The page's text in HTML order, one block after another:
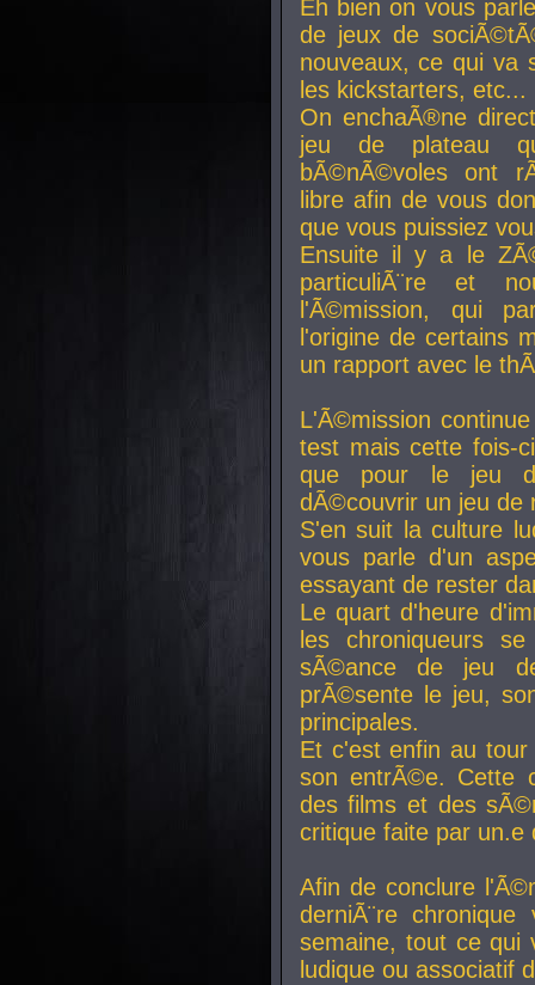
Eh bien on vous
de jeux de
nouveaux, ce qui va
les kickstarters, etc...
On enchaÃ®ne
jeu de plateau
bÃ©nÃ©voles ont
libre afin de vous
que vous puissiez
Ensuite il y a le
particuliÃ¨re et
l'Ã©mission, qui
l'origine de certains
un rapport avec le
L'Ã©mission
test mais cette fois-
que pour le jeu
dÃ©couvrir un jeu de
S'en suit la culture
vous parle d'un
essayant de rester
Le quart d'heure
les chroniqueurs
sÃ©ance de jeu
prÃ©sente le jeu,
principales.
Et c'est enfin au
son entrÃ©e. Cette
des films et des
critique faite par
Afin de conclure
derniÃ¨re
semaine, tout ce qui
ludique ou associatif